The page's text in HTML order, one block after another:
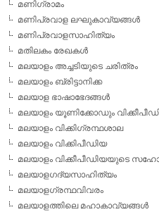
മണിഗ്രാമം
മണിപ്രവാള ലഘുകാവ്യങ്ങള്‍
മണിപ്രവാളസാഹിത്യം
മതിലകം രേഖകള്‍
മലയാളം അച്ചടിയുടെ ചരിത്രം
മലയാളം ബ്രിട്ടാനിക്ക
മലയാള ഭാഷാഭേദങ്ങള്‍
മലയാളം യൂണിക്കോഡും
മലയാളം വിക്കിഗ്രന്ഥശാല
മലയാളം വിക്കിപീഡിയ
മലയാളം വിക്കീപീഡിയയുടെ
മലയാളഗദ്യസാഹിത്യം
മലയാളഗ്രന്ഥവിവരം
മലയാളത്തിലെ മഹാകാവ്യങ്ങള്‍